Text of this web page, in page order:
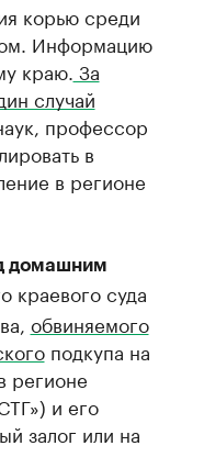
корью среди
Информацию
краю. За
случай
профессор
в
в регионе
домашним
краевого суда
обвиняемого
подкупа на
регионе
и его
залог или на